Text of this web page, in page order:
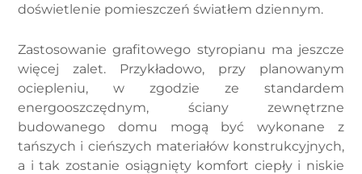
doświetlenie pomieszczeń światłem dziennym.
Zastosowanie grafitowego styropianu ma jeszcze
więcej zalet. Przykładowo, przy planowanym
ociepleniu, w zgodzie ze standardem
energooszczędnym, ściany zewnętrzne
budowanego domu mogą być wykonane z
tańszych i cieńszych materiałów konstrukcyjnych,
a i tak zostanie osiągnięty komfort ciepły i niskie